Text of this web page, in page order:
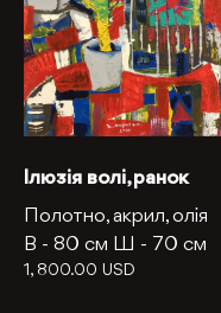
Ілюзія волі, ранок
Полотно, акрил, олія
В - 80 см Ш - 70 см
1, 800.00 USD